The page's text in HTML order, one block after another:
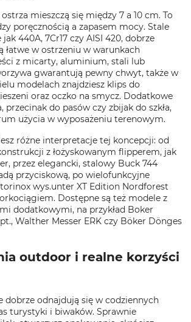
mieszczą się między 7 a 10 cm. To
poręcznością a zapasem mocy. Stale
440A, 7Cr17 czy AISI 420, dobrze
łatwe w ostrzeniu w warunkach
z micarty, aluminium, stali lub
gwarantują pewny chwyt, także w
modelach znajdziesz klips do
oraz oczko na smycz. Dodatkowe
przecinak do pasów czy zbijak do szkła,
użycia w wyposażeniu terenowym.
różne interpretacje tej koncepcji: od
z łożyskowanym flipperem, jak
przez elegancki, stalowy Buck 744
przyciskową, po wielofunkcyjne
wys.unter XT Edition Nordforest
Dostępne są też modele z
dodatkowymi, na przykład Boker
Walther Messer ERK czy Böker Dönges
outdoor i realne korzyści
dobrze odnajdują się w codziennych
turystyki i biwaków. Sprawnie